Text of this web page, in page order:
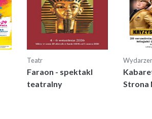
Teatr
Faraon - spektakl
teatralny
Strona